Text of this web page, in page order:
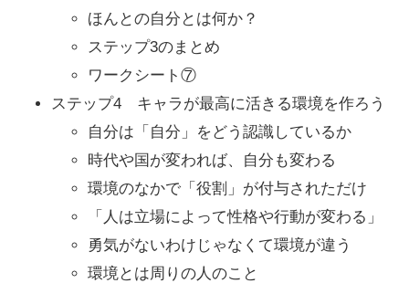
ほんとの自分とは何か？
ステップ3のまとめ
ワークシート⑦
ステップ4 キャラが最高に活きる環境を作ろう
自分は「自分」をどう認識しているか
時代や国が変われば、自分も変わる
環境のなかで「役割」が付与されただけ
「人は立場によって性格や行動が変わる」
勇気がないわけじゃなくて環境が違う
環境とは周りの人のこと